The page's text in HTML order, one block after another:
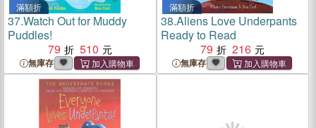
滿額折
37.Watch Out for Muddy
Puddles!
79
510
無庫存
滿額折
38.Aliens Love Underpants
Ready to Read
79
216
無庫存